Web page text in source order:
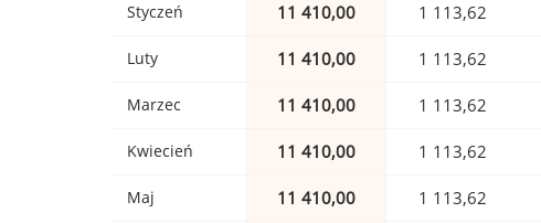
Styczeń 11 410,00 1 113,62
Luty 11 410,00 1 113,62
Marzec 11 410,00 1 113,62
Kwiecień 11 410,00 1 113,62
Maj 11 410,00 1 113,62